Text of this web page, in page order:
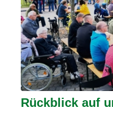
Rückblick auf